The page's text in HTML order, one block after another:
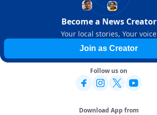
Become a News Creator
Your local stories, Your voice
Join as Creator
Follow us on
Download App from